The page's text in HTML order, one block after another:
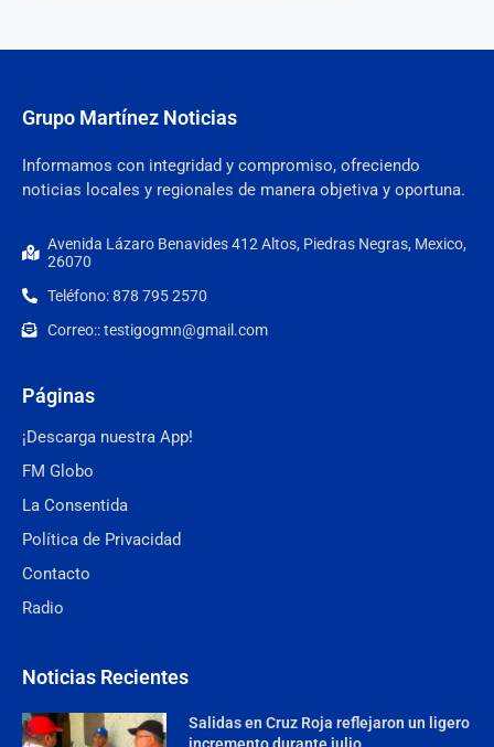
Grupo Martínez Noticias
Informamos con integridad y compromiso, ofreciendo
noticias locales y regionales de manera objetiva y oportuna.
Avenida Lázaro Benavides 412 Altos, Piedras Negras, Mexico,
26070
Teléfono: 878 795 2570
Correo:: testigogmn@gmail.com
Páginas
¡Descarga nuestra App!
FM Globo
La Consentida
Política de Privacidad
Contacto
Radio
Noticias Recientes
Salidas en Cruz Roja reflejaron un ligero